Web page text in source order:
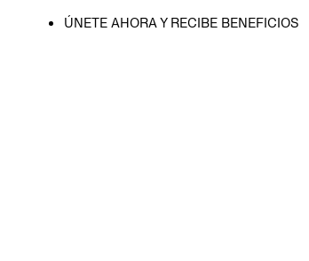
ÚNETE AHORA Y RECIBE BENEFICIOS